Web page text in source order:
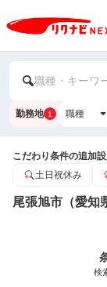
職種・キーワ
勤務地 1 職種
こだわり条件の追加
土日祝休み
尾張旭市（愛知
検